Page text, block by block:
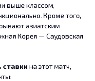
выше классом,
Кроме того,
азиатским
Корея — Саудовская
ставки на этот матч,